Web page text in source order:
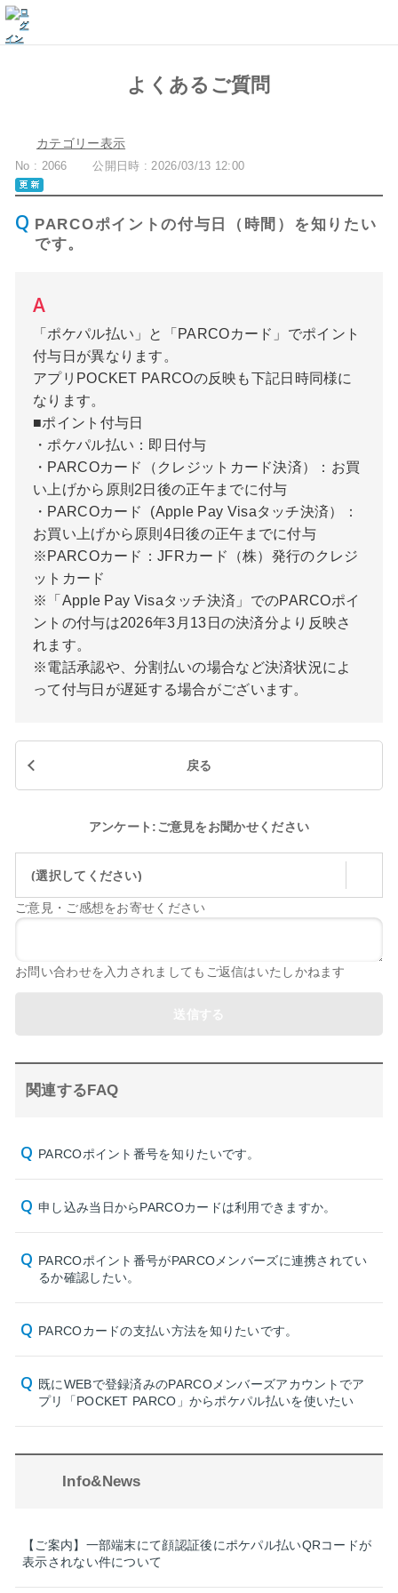
よくあるご質問
カテゴリー表示
No : 2066 公開日時 : 2026/03/13 12:00
PARCOポイントの付与日（時間）を知りたい
です。
「ポケパル払い」と「PARCOカード」でポイント
付与日が異なります。
アプリPOCKET PARCOの反映も下記日時同様に
なります。
■ポイント付与日
・ポケパル払い：即日付与
・PARCOカード（クレジットカード決済）：お買
い上げから原則2日後の正午までに付与
・PARCOカード (Apple Pay Visaタッチ決済）：
お買い上げから原則4日後の正午までに付与
※PARCOカード：JFRカード（株）発行のクレジ
ットカード
※「Apple Pay Visaタッチ決済」でのPARCOポイ
ントの付与は2026年3月13日の決済分より反映さ
れます。
※電話承認や、分割払いの場合など決済状況によ
って付与日が遅延する場合がございます。
戻る
アンケート:ご意見をお聞かせください
(選択してください)
ご意見・ご感想をお寄せください
お問い合わせを入力されましてもご返信はいたしかねます
関連するFAQ
PARCOポイント番号を知りたいです。
申し込み当日からPARCOカードは利用できますか。
PARCOポイント番号がPARCOメンバーズに連携されてい
るか確認したい。
PARCOカードの支払い方法を知りたいです。
既にWEBで登録済みのPARCOメンバーズアカウントでア
プリ「POCKET PARCO」からポケパル払いを使いたい
Info&News
【ご案内】一部端末にて顔認証後にポケパル払いQRコードが
表示されない件について